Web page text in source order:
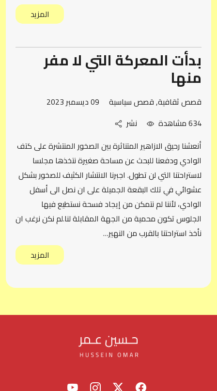
المزيد
بدأت المعركة التي لا مفر
منها
قصص ثقافية,قصص سياسية
09 ديسمبر 2023
634 مشاهدة
نشر
أنعشنا رحيق الازاهير المتناثرة بين الصخور المنتشرة على كتف
الوادي ودفعنا للبحث عن مساحة صغيرة نتخذها مجلسا
لاستراحتنا التي لن تطول. اجبرنا الانتشار الكثيف للصخور بشكل
عشوائي في تلك البقعة الجميلة على ان نصل الى أسفل
الوادي، لأننا لم نتمكن من إيجاد فسحة نستطيع فيها
الجلوس تكون محمية من الجهة المقابلة لنا.لم نكن نرغب ان
نأخذ استراحتنا بالقرب من النهير…
المزيد